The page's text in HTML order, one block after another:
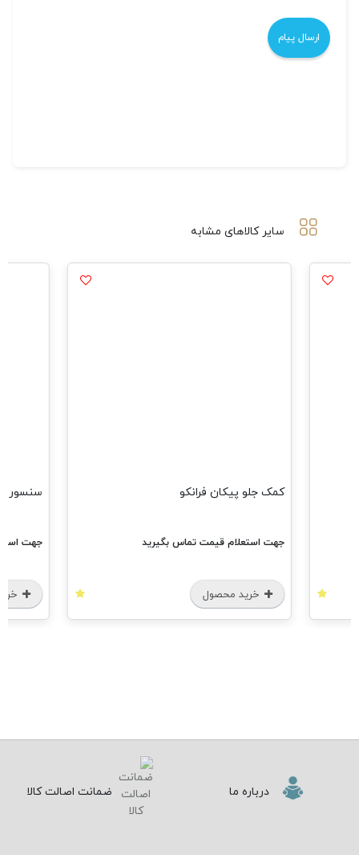
سایر کالاهای مشابه
کمک جلو پیکان فرانکو
جهت استعلام قیمت تماس بگیرید
خرید محصول
سنسور
جهت
درباره ما ضمانت اصالت کالا